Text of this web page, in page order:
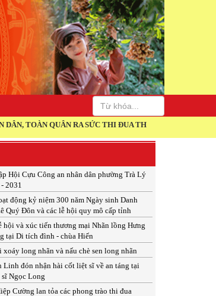
QUÂN RA SỨC THI ĐUA THỰC HIỆN THẮNG LỢI NGHỊ
Hội Cựu Công an nhân dân phường Trà Lý
2031
động kỷ niệm 300 năm Ngày sinh Danh
Quý Đôn và các lễ hội quy mô cấp tỉnh
hội và xúc tiến thương mại Nhãn lồng Hưng
tại Di tích đình - chùa Hiến
long nhãn và nấu chè sen long nhãn
Linh đón nhận hài cốt liệt sĩ về an táng tại
Ngọc Long
Cường lan tỏa các phong trào thi đua